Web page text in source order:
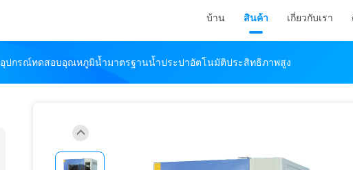
บ้าน สินค้า เกี่ยวกับเรา
อุปกรณ์ทดสอบอุณหภูมิน้ำมาตรฐานน้ำประปาอัตโนมัติประสิทธิภาพสูง